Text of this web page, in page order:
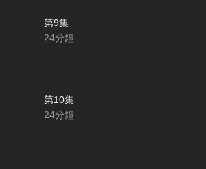
第9集
24分鐘
第10集
24分鐘